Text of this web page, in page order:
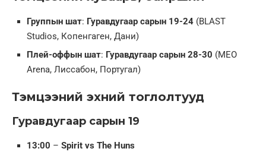
Группын шат: Гуравдугаар сарын 19-24 (BLAST
Studios, Копенгаген, Дани)
Плей-оффын шат: Гуравдугаар сарын 28-30 (MEO
Arena, Лиссабон, Португал)
Тэмцээний эхний тоглолтууд
Гуравдугаар сарын 19
13:00 – Spirit vs The Huns